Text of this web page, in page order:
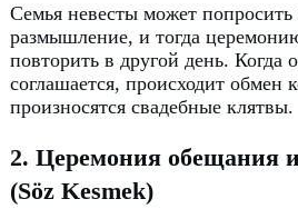
Семья невесты может попросить
размышление, и тогда
повторить в другой день. Когда
соглашается, происходит обмен
произносятся свадебные клятвы.
2. Церемония обещания
(Söz Kesmek)